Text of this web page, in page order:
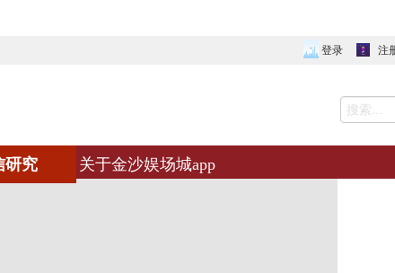
登录 注
研究 关于金沙娱场城app